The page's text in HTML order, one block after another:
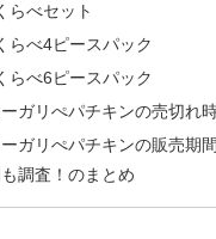
らべセット
らべ4ピースパック
らべ6ピースパック
ガリぺパチキンの売切れ
ガリぺパチキンの販売期
調査！のまとめ